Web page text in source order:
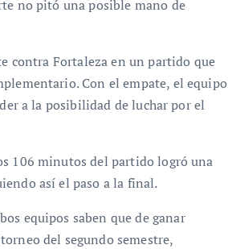
no pitó una posible mano de
contra Fortaleza en un partido que
Con el empate, el equipo
a la posibilidad de luchar por el
106 minutos del partido logró una
así el paso a la final.
equipos saben que de ganar
del segundo semestre,